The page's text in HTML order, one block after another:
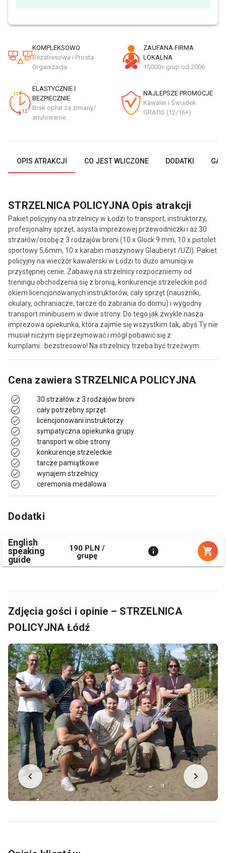
KOMPLEKSOWO
Bezstresowa i Prosta
Organizacja
ZAUFANA FIRMA
LOKALNA
15000+ grup od 2006
ELASTYCZNIE I
BEZPIECZNIE
Brak opłat za zmiany/
anulowanie.
NAJLEPSZE PROMOCJE
Kawaler i Świadek
GRATIS (12/16+)
OPIS ATRAKCJI CO JEST WLICZONE DODATKI
STRZELNICA POLICYJNA Opis atrakcji
Pakiet policyjny na strzelnicy w Łodzi to transport, instruktorzy,
profesjonalny sprzęt, asysta imprezowej przewodniczki i aż 30
strzałów/osobę z 3 rodzajów broni (10 x Glock 9 mm, 10 x pistolet
sportowy 5,6mm, 10 x karabin maszynowy Glauberyt /UZI). Pakiet
policyjny na wieczór kawalerski w Łodzi to dużo amunicji w
przystępnej cenie. Zabawę na strzelnicy rozpoczniemy od
treningu obchodzenia się z bronią, konkurencje strzeleckie pod
okiem licencjonowanych instruktorów, cały sprzęt (nauszniki,
okulary, ochraniacze, tarcze do zabrania do domu) i wygodny
transport minibusem w dwie strony. Do tego jak zwykle nasza
imprezowa opiekunka, która zajmie się wszystkim tak, abyś Ty nie
musiał niczym się przejmować i mógł pobawić się z
kumplami...bezstresowo! Na strzelnicy trzeba być trzeżwym.
Cena zawiera STRZELNICA POLICYJNA
30 strzałów z 3 rodzajów broni
cały potrzebny sprzęt
licencjonowani instruktorzy
sympatyczna opiekunka grupy
transport w obie strony
konkurencje strzeleckie
tarcze pamiątkowe
wynajem strzelnicy
ceremonia medalowa
Dodatki
English
speaking
guide
190 PLN /
grupę
Zdjęcia gości i opinie – STRZELNICA
POLICYJNA Łódź